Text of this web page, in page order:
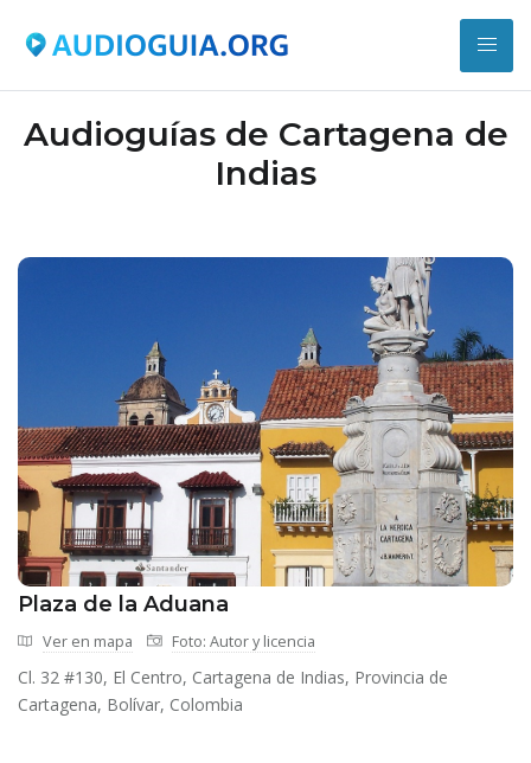
Audioguías de Cartagena de
Indias
Plaza de la Aduana
Ver en mapa Foto: Autor y licencia
Cl. 32 #130, El Centro, Cartagena de Indias, Provincia de
Cartagena, Bolívar, Colombia